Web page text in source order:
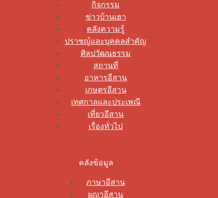
กิจกรรม
ข่าวบ้านเฮา
คลังความรู้
ปราชญ์และบุคคลสำคัญ
ศิลปวัฒนธรรม
สถานที่
อาหารอีสาน
เกษตรอีสาน
เทศกาลและประเพณี
เที่ยวอีสาน
เรื่องทั่วไป
คลังข้อมูล
ภาษาอีสาน
ผญาอีสาน